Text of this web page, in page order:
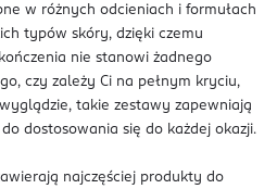
w różnych odcieniach i formułach
typów skóry, dzięki czemu
nie stanowi żadnego
czy zależy Ci na pełnym kryciu,
takie zestawy zapewniają
dostosowania się do każdej okazji.
najczęściej produkty do